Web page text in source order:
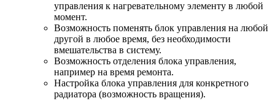
управления к нагревательному элементу в любой
момент.
Возможность поменять блок управления на любой
другой в любое время, без необходимости
вмешательства в систему.
Возможность отделения блока управления,
например на время ремонта.
Настройка блока управления для конкретного
радиатора (возможность вращения).